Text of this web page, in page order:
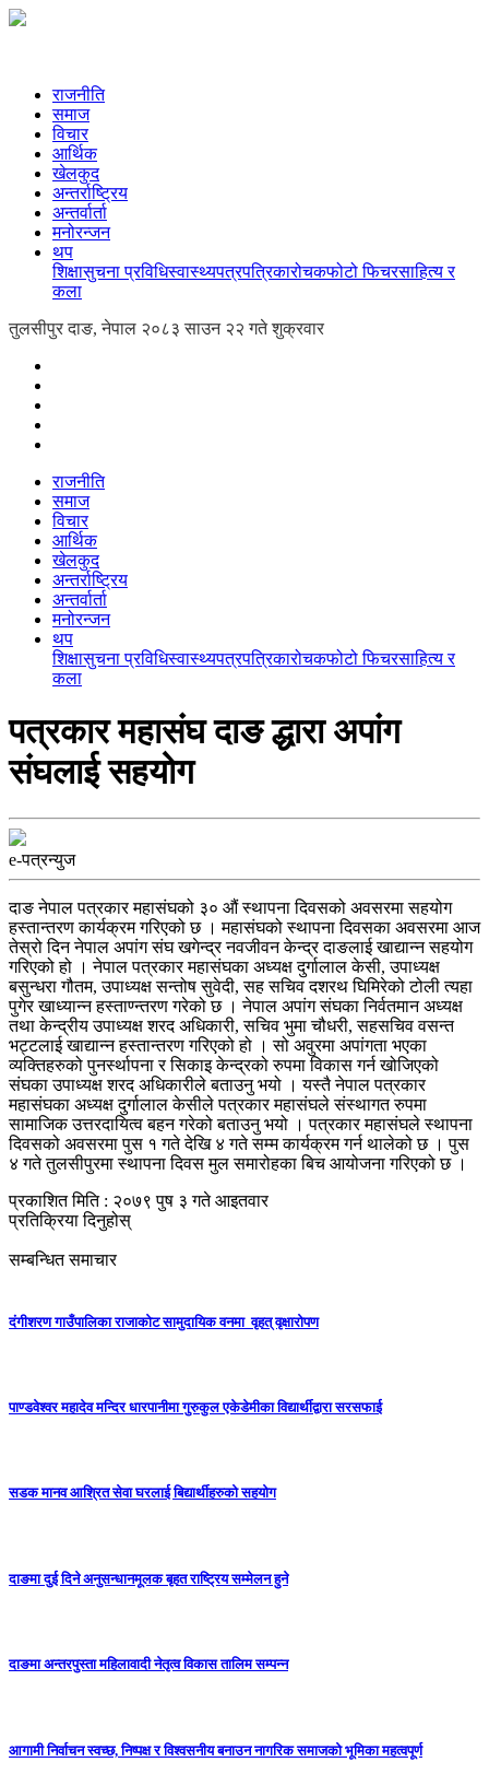
राजनीति
समाज
विचार
आर्थिक
खेलकुद
अन्तर्राष्ट्रिय
अन्तर्वार्ता
मनोरन्जन
थप
शिक्षासुचना प्रविधिस्वास्थ्यपत्रपत्रिकारोचकफोटो फिचरसाहित्य र
कला
तुलसीपुर दाङ, नेपाल २०८३ साउन २२ गते शुक्रवार
राजनीति
समाज
विचार
आर्थिक
खेलकुद
अन्तर्राष्ट्रिय
अन्तर्वार्ता
मनोरन्जन
थप
शिक्षासुचना प्रविधिस्वास्थ्यपत्रपत्रिकारोचकफोटो फिचरसाहित्य र
कला
पत्रकार महासंघ दाङ द्धारा अपांग
संघलाई सहयोग
e-पत्रन्युज
दाङ नेपाल पत्रकार महासंघको ३० औं स्थापना दिवसको अवसरमा सहयोग
हस्तान्तरण कार्यक्रम गरिएको छ । महासंघको स्थापना दिवसका अवसरमा आज
तेस्रो दिन नेपाल अपांग संघ खगेन्द्र नवजीवन केन्द्र दाङलाई खाद्यान्न सहयोग
गरिएको हो । नेपाल पत्रकार महासंघका अध्यक्ष दुर्गालाल केसी, उपाध्यक्ष
बसुन्धरा गौतम, उपाध्यक्ष सन्तोष सुवेदी, सह सचिव दशरथ घिमिरेको टोली त्यहा
पुगेर खाध्यान्न हस्ताण्न्तरण गरेको छ । नेपाल अपांग संघका निर्वतमान अध्यक्ष
तथा केन्द्रीय उपाध्यक्ष शरद अधिकारी, सचिव भुमा चौधरी, सहसचिव वसन्त
भट्टलाई खाद्यान्न हस्तान्तरण गरिएको हो । सो अवुरमा अपांगता भएका
व्यक्तिहरुको पुनर्स्थापना र सिकाइ केन्द्रको रुपमा विकास गर्न खोजिएको
संघका उपाध्यक्ष शरद अधिकारीले बताउनु भयो । यस्तै नेपाल पत्रकार
महासंघका अध्यक्ष दुर्गालाल केसीले पत्रकार महासंघले संस्थागत रुपमा
सामाजिक उत्तरदायित्व बहन गरेको बताउनु भयो । पत्रकार महासंघले स्थापना
दिवसको अवसरमा पुस १ गते देखि ४ गते सम्म कार्यक्रम गर्न थालेको छ । पुस
४ गते तुलसीपुरमा स्थापना दिवस मुल समारोहका बिच आयोजना गरिएको छ ।
प्रकाशित मिति : २०७९ पुष ३ गते आइतवार
प्रतिक्रिया दिनुहोस्
सम्बन्धित समाचार
दंगीशरण गाउँपालिका राजाकाेट सामुदायिक वनमा वृहत् वृक्षारोपण
पाण्डवेश्वर महादेव मन्दिर धारपानीमा गुरुकुल एकेडेमीका विद्यार्थीद्वारा सरसफाई
सडक मानव आश्रित सेवा घरलाई बिद्यार्थीहरुको सहयोग
दाङमा दुई दिने अनुसन्धानमूलक बृहत राष्ट्रिय सम्मेलन हुने
दाङमा अन्तरपुस्ता महिलावादी नेतृत्व विकास तालिम सम्पन्न
आगामी निर्वाचन स्वच्छ, निष्पक्ष र विश्वसनीय बनाउन नागरिक समाजको भूमिका महत्वपूर्ण